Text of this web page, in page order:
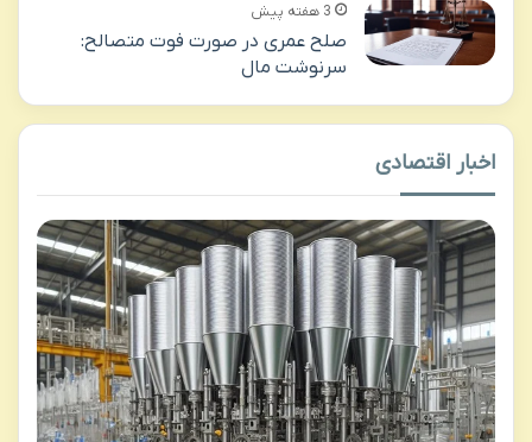
3 هفته پیش
صلح عمری در صورت فوت متصالح:
سرنوشت مال
اخبار اقتصادی